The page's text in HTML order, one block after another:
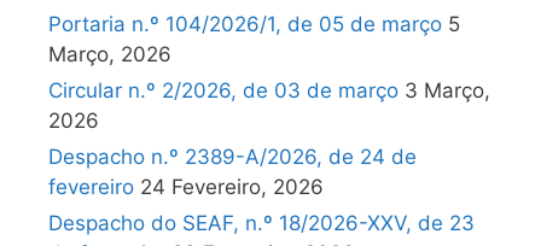
Portaria n.º 104/2026/1, de 05 de março 5
Março, 2026
Circular n.º 2/2026, de 03 de março 3 Março,
2026
Despacho n.º 2389-A/2026, de 24 de
fevereiro 24 Fevereiro, 2026
Despacho do SEAF, n.º 18/2026-XXV, de 23